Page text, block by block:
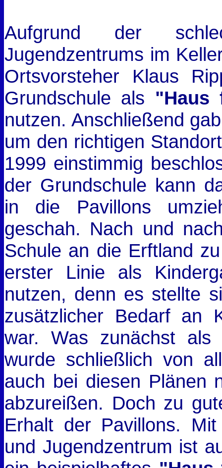
Aufgrund der
Jugendzentrums im
Ortsvorsteher Klaus
Grundschule als "Haus
nutzen. Anschließend
um den richtigen
1999 einstimmig
der Grundschule kann
in die Pavillons
geschah. Nach und
Schule an die Erftland
erster Linie als
nutzen, denn es stellte
zusätzlicher Bedarf an
war. Was zunächst als
wurde schließlich von
auch bei diesen Plänen
abzureißen. Doch zu
Erhalt der Pavillons.
und Jugendzentrum ist